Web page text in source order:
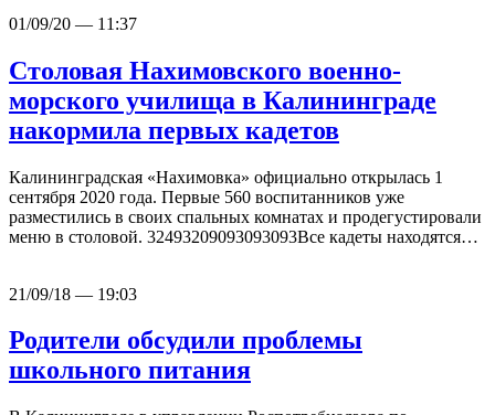
01/09/20 — 11:37
Столовая Нахимовского военно-
морского училища в Калининграде
накормила первых кадетов
Калининградская «Нахимовка» официально открылась 1
сентября 2020 года. Первые 560 воспитанников уже
разместились в своих спальных комнатах и продегустировали
меню в столовой. 32493209093093093Все кадеты находятся…
21/09/18 — 19:03
Родители обсудили проблемы
школьного питания